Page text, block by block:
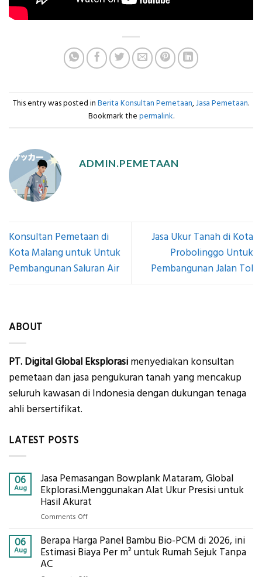
This entry was posted in Berita Konsultan Pemetaan,Jasa Pemetaan.
Bookmark the permalink.
ADMIN.PEMETAAN
Konsultan Pemetaan di
Kota Malang untuk Untuk
Pembangunan Saluran Air
Jasa Ukur Tanah di Kota
Probolinggo Untuk
Pembangunan Jalan Tol
ABOUT
PT. Digital Global Eksplorasi menyediakan konsultan
pemetaan dan jasa pengukuran tanah yang mencakup
seluruh kawasan di Indonesia dengan dukungan tenaga
ahli bersertifikat.
LATEST POSTS
06
Aug
Jasa Pemasangan Bowplank Mataram, Global
Ekplorasi.Menggunakan Alat Ukur Presisi untuk
Hasil Akurat
Comments Offon
Pemasangan
Bowplank
06
Aug
Berapa Harga Panel Bambu Bio-PCM di 2026, ini
Estimasi Biaya Per m² untuk Rumah Sejuk Tanpa
AC